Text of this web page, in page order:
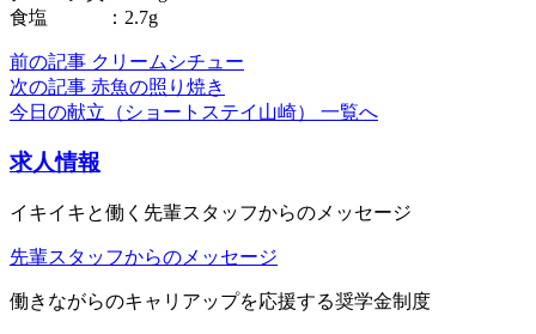
食塩 ：2.7g
前の記事 クリームシチュー
次の記事 赤魚の照り焼き
今日の献立（ショートステイ山崎） 一覧へ
求人情報
イキイキと働く先輩スタッフからのメッセージ
先輩スタッフからのメッセージ
働きながらのキャリアップを応援する奨学金制度